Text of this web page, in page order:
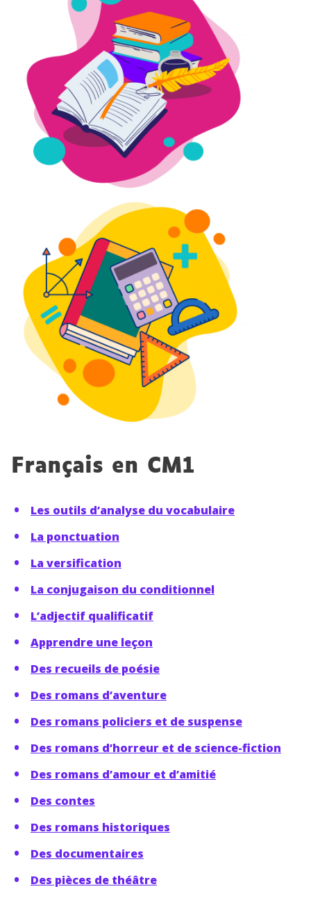
Français en CM1
Les outils d’analyse du vocabulaire
La ponctuation
La versification
La conjugaison du conditionnel
L’adjectif qualificatif
Apprendre une leçon
Des recueils de poésie
Des romans d’aventure
Des romans policiers et de suspense
Des romans d’horreur et de science-fiction
Des romans d’amour et d’amitié
Des contes
Des romans historiques
Des documentaires
Des pièces de théâtre